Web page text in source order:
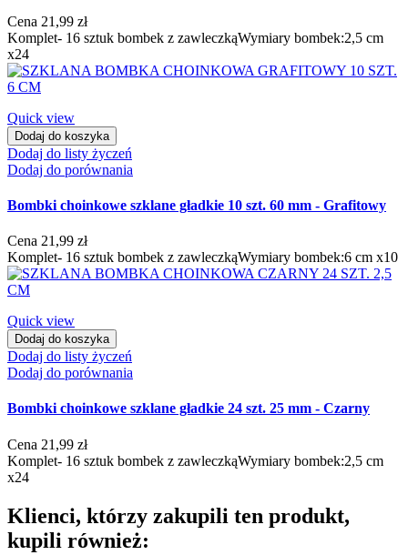
Cena 21,99 zł
Komplet- 16 sztuk bombek z zawleczkąWymiary bombek:2,5 cm
x24
Quick view
Dodaj do koszyka
Dodaj do listy życzeń
Dodaj do porównania
Bombki choinkowe szklane gładkie 10 szt. 60 mm - Grafitowy
Cena 21,99 zł
Komplet- 16 sztuk bombek z zawleczkąWymiary bombek:6 cm x10
Quick view
Dodaj do koszyka
Dodaj do listy życzeń
Dodaj do porównania
Bombki choinkowe szklane gładkie 24 szt. 25 mm - Czarny
Cena 21,99 zł
Komplet- 16 sztuk bombek z zawleczkąWymiary bombek:2,5 cm
x24
Klienci, którzy zakupili ten produkt,
kupili również: